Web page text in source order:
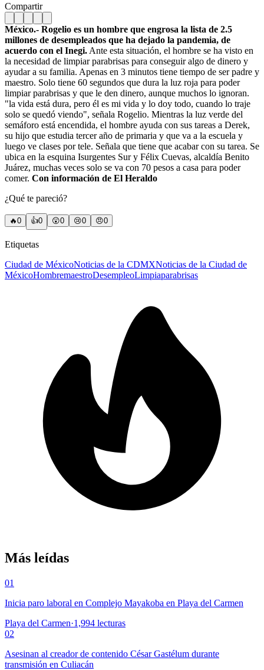
Compartir
México.- Rogelio es un hombre que engrosa la lista de 2.5
millones de desempleados que ha dejado la pandemia, de
acuerdo con el Inegi. Ante esta situación, el hombre se ha visto en
la necesidad de limpiar parabrisas para conseguir algo de dinero y
ayudar a su familia. Apenas en 3 minutos tiene tiempo de ser padre y
maestro. Solo tiene 60 segundos que dura la luz roja para poder
limpiar parabrisas y que le den dinero, aunque muchos lo ignoran.
"la vida está dura, pero él es mi vida y lo doy todo, cuando lo traje
solo se quedó viendo", señala Rogelio. Mientras la luz verde del
semáforo está encendida, el hombre ayuda con sus tareas a Derek,
su hijo que estudia tercer año de primaria y que va a la escuela y
luego ve clases por tele. Señala que tiene que acabar con su tarea. Se
ubica en la esquina Isurgentes Sur y Félix Cuevas, alcaldía Benito
Juárez, muchas veces solo se va con 70 pesos a casa para poder
comer. Con información de El Heraldo
¿Qué te pareció?
🔥0 👍0 😲0 😢0 😠0
Etiquetas
Ciudad de MéxicoNoticias de la CDMXNoticias de la Ciudad de
MéxicoHombremaestroDesempleoLimpiaparabrisas
Más leídas
01
Inicia paro laboral en Complejo Mayakoba en Playa del Carmen
Playa del Carmen·1,994 lecturas
02
Asesinan al creador de contenido César Gastélum durante
transmisión en Culiacán